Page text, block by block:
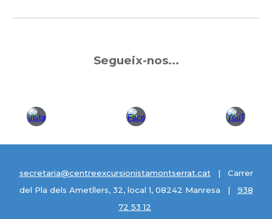
Segueix-nos...
secretaria@centreexcursionistamontserrat.cat
| Carrer
del Pla dels Ametllers, 32, local 1, 08242 Manresa | 938
72 53 12